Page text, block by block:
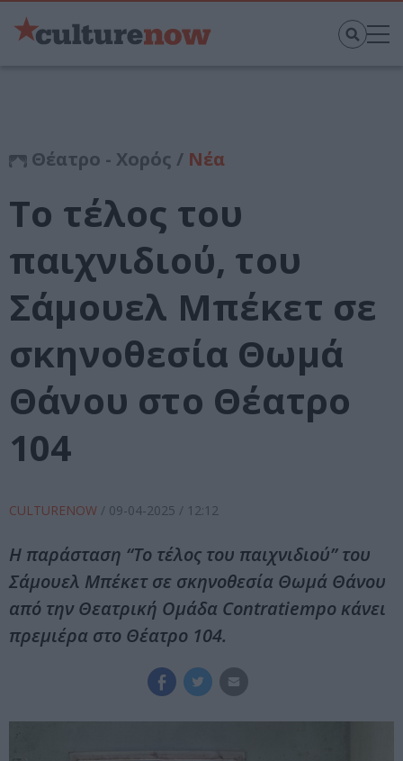
Θέατρο - Χορός / Νέα
Το τέλος του
παιχνιδιού, του
Σάμουελ Μπέκετ σε
σκηνοθεσία Θωμά
Θάνου στο Θέατρο
104
CULTURENOW / 09-04-2025 / 12:12
Η παράσταση “Το τέλος του παιχνιδιού” του
Σάμουελ Μπέκετ σε σκηνοθεσία Θωμά Θάνου
από την Θεατρική Ομάδα Contratiempo κάνει
πρεμιέρα στο Θέατρο 104.